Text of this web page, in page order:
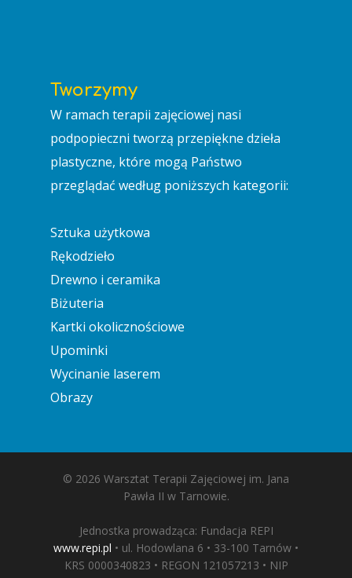
Tworzymy
W ramach terapii zajęciowej nasi
podpopieczni tworzą przepiękne dzieła
plastyczne, które mogą Państwo
przeglądać według poniższych kategorii:
Sztuka użytkowa
Rękodzieło
Drewno i ceramika
Biżuteria
Kartki okolicznościowe
Upominki
Wycinanie laserem
Obrazy
© 2026 Warsztat Terapii Zajęciowej im. Jana
Pawła II w Tarnowie.
Jednostka prowadząca: Fundacja REPI
www.repi.pl • ul. Hodowlana 6 • 33-100 Tarnów •
KRS 0000340823 • REGON 121057213 • NIP